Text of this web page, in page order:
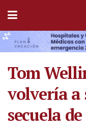
Tom
volvería a
secuela